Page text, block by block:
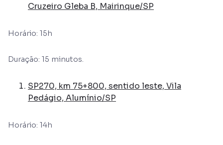
Cruzeiro Gleba B, Mairinque/SP
Horário: 15h
Duração: 15 minutos.
SP270, km 75+800, sentido leste, Vila
Pedágio, Alumínio/SP
Horário: 14h